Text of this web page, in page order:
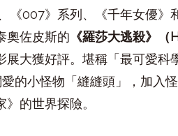
《007》系列、《千年女優》
奧佐皮斯的 《羅莎大逃殺》（
大獲好評。堪稱「最可愛科
的小怪物「縫縫頭」，加入
的世界探險。